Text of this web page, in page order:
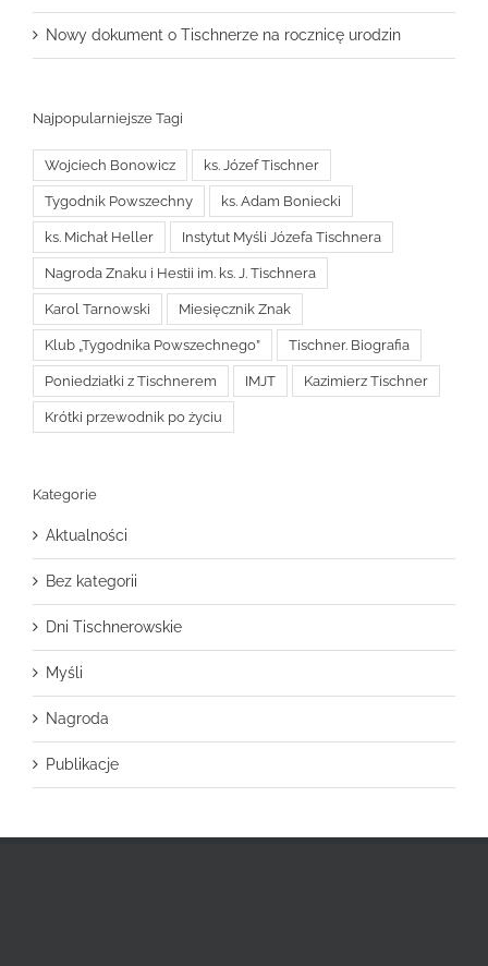
Nowy dokument o Tischnerze na rocznicę urodzin
Najpopularniejsze Tagi
Wojciech Bonowicz ks. Józef Tischner
Tygodnik Powszechny ks. Adam Boniecki
ks. Michał Heller Instytut Myśli Józefa Tischnera
Nagroda Znaku i Hestii im. ks. J. Tischnera
Karol Tarnowski Miesięcznik Znak
Klub „Tygodnika Powszechnego” Tischner. Biografia
Poniedziałki z Tischnerem IMJT Kazimierz Tischner
Krótki przewodnik po życiu
Kategorie
Aktualności
Bez kategorii
Dni Tischnerowskie
Myśli
Nagroda
Publikacje